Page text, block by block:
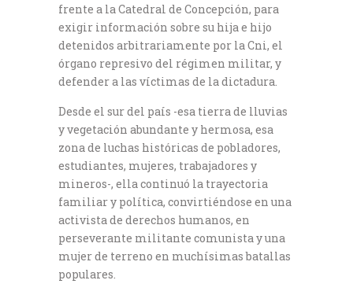
frente a la Catedral de Concepción, para
exigir información sobre su hija e hijo
detenidos arbitrariamente por la Cni, el
órgano represivo del régimen militar, y
defender a las víctimas de la dictadura.
Desde el sur del país -esa tierra de lluvias
y vegetación abundante y hermosa, esa
zona de luchas históricas de pobladores,
estudiantes, mujeres, trabajadores y
mineros-, ella continuó la trayectoria
familiar y política, convirtiéndose en una
activista de derechos humanos, en
perseverante militante comunista y una
mujer de terreno en muchísimas batallas
populares.